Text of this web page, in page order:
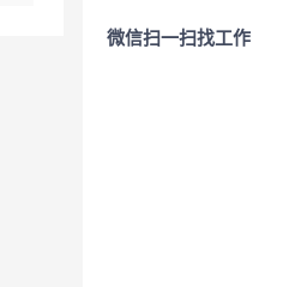
微信扫一扫找工作